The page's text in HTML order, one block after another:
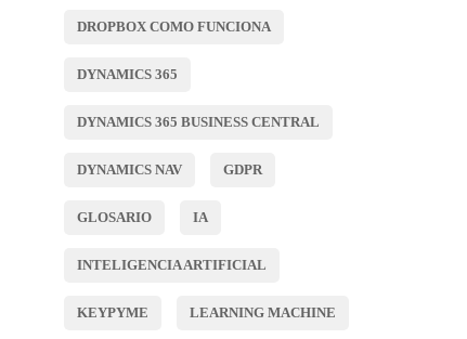
DROPBOX COMO FUNCIONA
DYNAMICS 365
DYNAMICS 365 BUSINESS CENTRAL
DYNAMICS NAV GDPR
GLOSARIO IA
INTELIGENCIA ARTIFICIAL
KEYPYME LEARNING MACHINE